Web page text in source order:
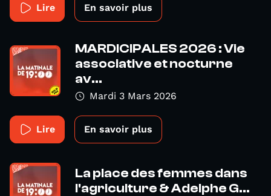
Lire En savoir plus
MARDICIPALES 2026 : Vie
associative et nocturne
av...
Mardi 3 Mars 2026
Lire En savoir plus
La place des femmes dans
l'agriculture & Adelphe G...